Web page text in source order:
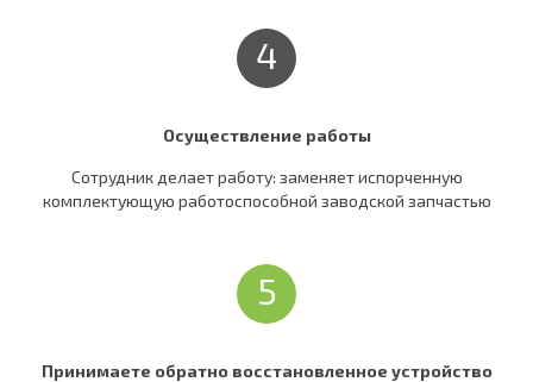
4
Осуществление работы
Сотрудник делает работу: заменяет испорченную
комплектующую работоспособной заводской запчастью
5
Принимаете обратно восстановленное устройство